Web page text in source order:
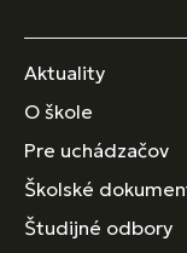
Aktuality
O škole
Pre uchádzačov
Školské
Študijné odbory